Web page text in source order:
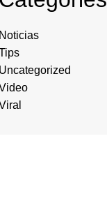
Noticias
Uncategorized